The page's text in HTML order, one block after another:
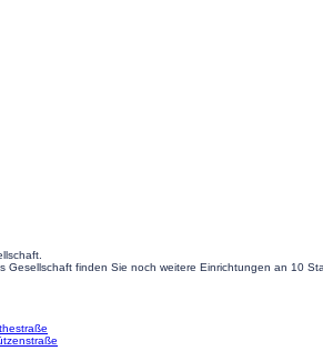
Gesellschaft finden Sie noch weitere Einrichtungen an 10